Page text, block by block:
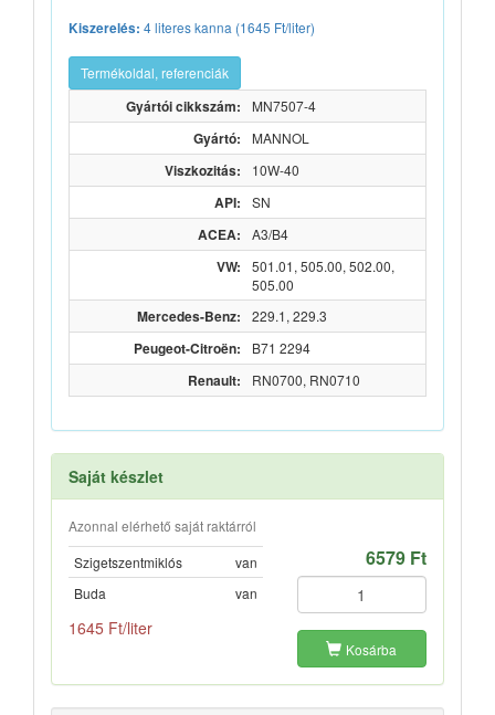
Kiszerelés: 4 literes kanna (1645 Ft/liter)
Termékoldal, referenciák
Gyártói cikkszám: MN7507-4
Gyártó: MANNOL
Viszkozitás: 10W-40
API: SN
ACEA: A3/B4
VW:
501.01, 505.00, 502.00,
505.00
Mercedes-Benz: 229.1, 229.3
Peugeot-Citroën: B71 2294
Renault: RN0700, RN0710
Saját készlet
Azonnal elérhető saját raktárról
Szigetszentmiklós
van
Buda
van
1645 Ft/liter
6579 Ft
Kosárba